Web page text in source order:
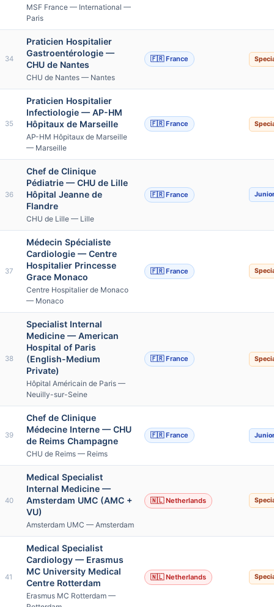
MSF France — International —
Paris
34
Praticien Hospitalier
Gastroentérologie —
CHU de Nantes
CHU de Nantes — Nantes
🇫🇷 France
35
Praticien Hospitalier
Infectiologie — AP-HM
Hôpitaux de Marseille
AP-HM Hôpitaux de Marseille
— Marseille
🇫🇷 France
36
Chef de Clinique
Pédiatrie — CHU de Lille
Hôpital Jeanne de
Flandre
CHU de Lille — Lille
🇫🇷 France Junior
37
Médecin Spécialiste
Cardiologie — Centre
Hospitalier Princesse
Grace Monaco
Centre Hospitalier de Monaco
— Monaco
🇫🇷 France
38
Specialist Internal
Medicine — American
Hospital of Paris
(English-Medium
Private)
Hôpital Américain de Paris —
Neuilly-sur-Seine
🇫🇷 France
39
Chef de Clinique
Médecine Interne — CHU
de Reims Champagne
CHU de Reims — Reims
🇫🇷 France Junior
40
Medical Specialist
Internal Medicine —
Amsterdam UMC (AMC +
VU)
Amsterdam UMC — Amsterdam
🇳🇱 Netherlands
41
Medical Specialist
Cardiology — Erasmus
MC University Medical
Centre Rotterdam
Erasmus MC Rotterdam —
🇳🇱 Netherlands